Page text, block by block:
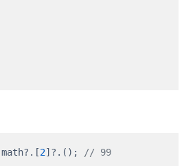
math?.[2]?.(); // 99